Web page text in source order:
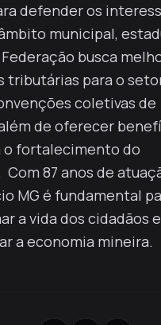
defender os
municipal,
busca
tributárias para o
coletivas de
de oferecer
o fortalecimento do
87 anos de
MG é fundamental
a vida dos cidadãos e
a economia mineira.